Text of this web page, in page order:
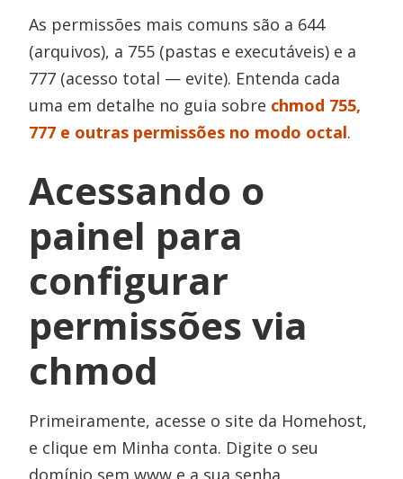
As permissões mais comuns são a 644
(arquivos), a 755 (pastas e executáveis) e a
777 (acesso total — evite). Entenda cada
uma em detalhe no guia sobre chmod 755,
777 e outras permissões no modo octal.
Acessando o
painel para
configurar
permissões via
chmod
Primeiramente, acesse o site da Homehost,
e clique em Minha conta. Digite o seu
domínio sem www e a sua senha.